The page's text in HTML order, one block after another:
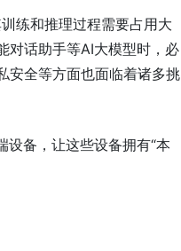
练和推理过程需要占用大
对话助手等AI大模型时，必
安全等方面也面临着诸多挑
备，让这些设备拥有“本